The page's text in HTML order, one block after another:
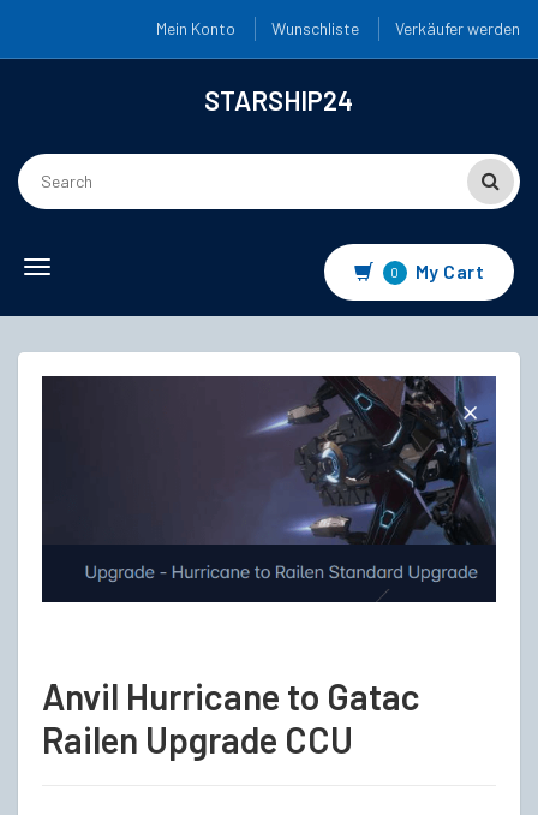
Mein Konto Wunschliste Verkäufer werden
STARSHIP24
Toggle
0 My Cart
Anvil Hurricane to Gatac
Railen Upgrade CCU